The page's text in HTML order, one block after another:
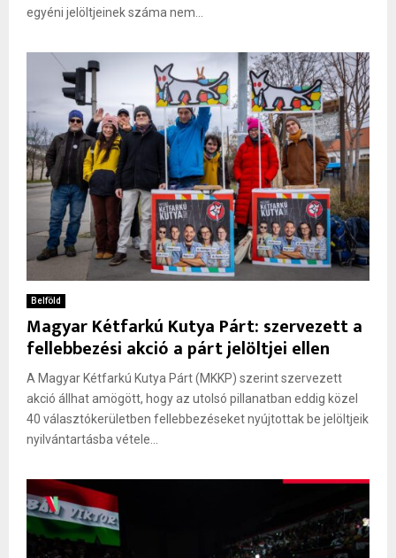
egyéni jelöltjeinek száma nem...
Belföld
Magyar Kétfarkú Kutya Párt: szervezett a
fellebbezési akció a párt jelöltjei ellen
A Magyar Kétfarkú Kutya Párt (MKKP) szerint szervezett
akció állhat amögött, hogy az utolsó pillanatban eddig közel
40 választókerületben fellebbezéseket nyújtottak be jelöltjeik
nyilvántartásba vétele...